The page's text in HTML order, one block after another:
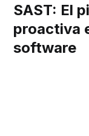
SAST: El
proactiva
software